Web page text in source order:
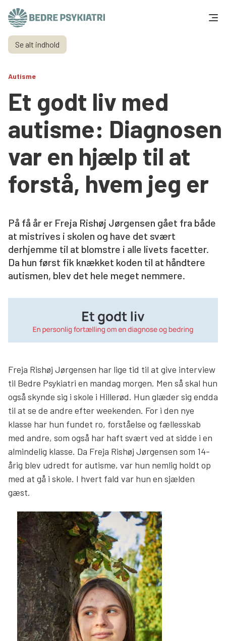
Skip to content
Få hjælp
Tal og fakta
Om os
Vær med
Presse og politik
Søg
Se alt indhold
Autisme
Et godt liv med
autisme: Diagnosen
var en hjælp til at
forstå, hvem jeg er
På få år er Freja Rishøj Jørgensen gået fra både
at mistrives i skolen og have det svært
derhjemme til at blomstre i alle livets facetter.
Da hun først fik knækket koden til at håndtere
autismen, blev det hele meget nemmere.
Freja Rishøj Jørgensen har lige tid til at give interview
til Bedre Psykiatri en mandag morgen. Men så skal hun
også skynde sig i skole i Hillerød. Hun glæder sig endda
til at se de andre efter weekenden. For i den nye
klasse har hun fundet ro, forståelse og fællesskab
med andre, som også har haft svært ved at sidde i en
almindelig klasse. Da Freja Rishøj Jørgensen som 14-
årig blev udredt for autisme, var hun nemlig holdt op
med at gå i skole. I hvert fald var hun en sjælden
gæst.